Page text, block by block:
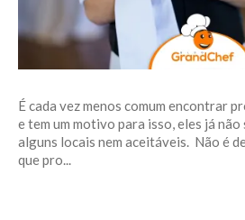
É cada vez menos comum encontrar
e tem um motivo para isso, eles já não
alguns locais nem aceitáveis. Não é
que pro...